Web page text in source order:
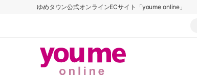
ゆめタウン公式オンラインECサイト「youme online」